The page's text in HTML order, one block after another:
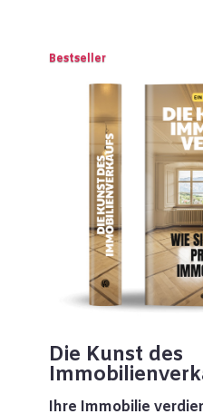
Bestseller
Die Kunst des
Ihre Immobilie